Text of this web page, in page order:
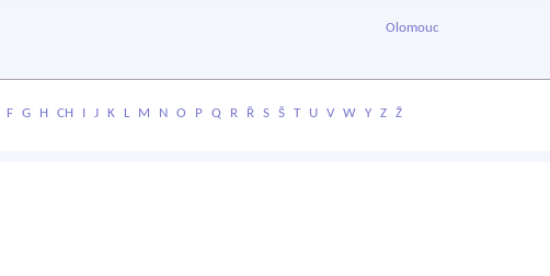
Olomouc
F G H CH I J K L M N O P Q R Ř S Š T U V W Y Z Ž